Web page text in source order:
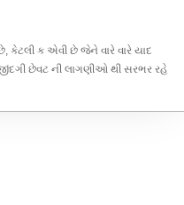
કેટલી ક એવી છે જેને વારે વારે યાદ
છેવટ ની લાગણીઓ થી સરભર રહે